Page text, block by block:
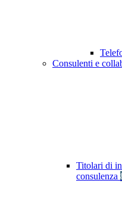
Consulenti e
Titolari di
consulenza